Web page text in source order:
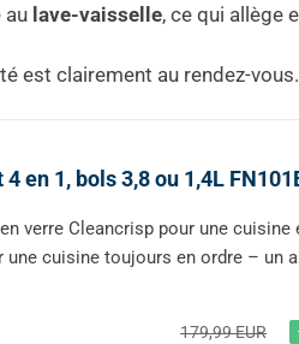
au lave-vaisselle, ce qui allège
est clairement au rendez-vous.
en 1, bols 3,8 ou 1,4L
verre Cleancrisp pour une
cuisine toujours en ordre – un
179,99 EUR